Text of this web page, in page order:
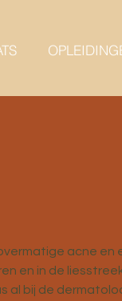
acne en
en in de
al bij de